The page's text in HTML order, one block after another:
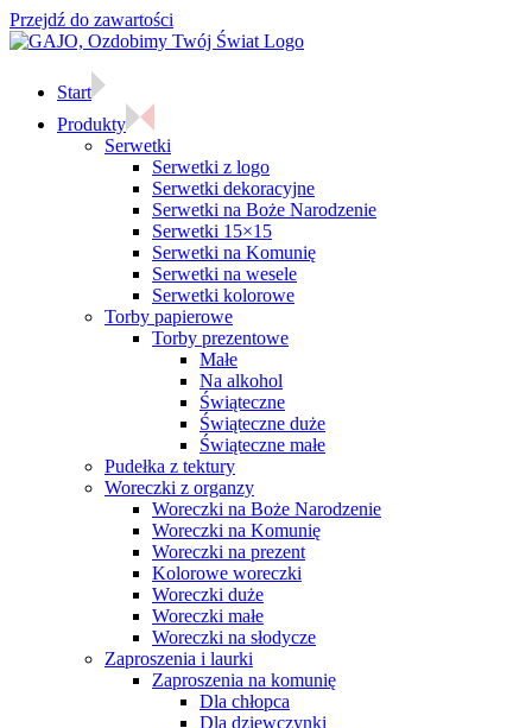
Przejdź do zawartości
Start
Produkty
Serwetki
Serwetki z logo
Serwetki dekoracyjne
Serwetki na Boże Narodzenie
Serwetki 15×15
Serwetki na Komunię
Serwetki na wesele
Serwetki kolorowe
Torby papierowe
Torby prezentowe
Małe
Na alkohol
Świąteczne
Świąteczne duże
Świąteczne małe
Pudełka z tektury
Woreczki z organzy
Woreczki na Boże Narodzenie
Woreczki na Komunię
Woreczki na prezent
Kolorowe woreczki
Woreczki duże
Woreczki małe
Woreczki na słodycze
Zaproszenia i laurki
Zaproszenia na komunię
Dla chłopca
Dla dziewczynki